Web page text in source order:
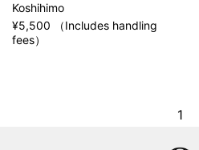
Koshihimo
¥5,500 （Includes handling
fees）
1